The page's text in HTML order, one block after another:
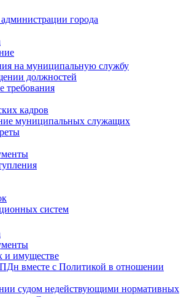
города
на муниципальную службу
должностей
требования
кадров
муниципальных служащих
систем
и имуществе
вместе с Политикой в отношении
судом недействующими нормативных